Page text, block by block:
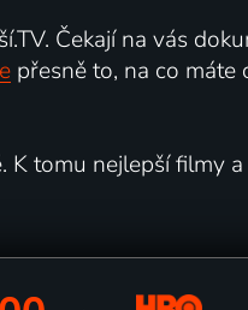
Čekají na vás
přesně to, na co máte
tomu nejlepší filmy